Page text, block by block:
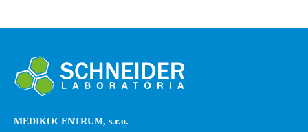
MEDIKOCENTRUM, s.r.o.